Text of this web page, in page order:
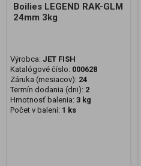
Boilies LEGEND RAK-GLM
24mm 3kg
Výrobca: JET FISH
Katalógové číslo: 000628
Záruka (mesiacov): 24
Termín dodania (dni): 2
Hmotnosť balenia: 3 kg
Počet v balení: 1 ks